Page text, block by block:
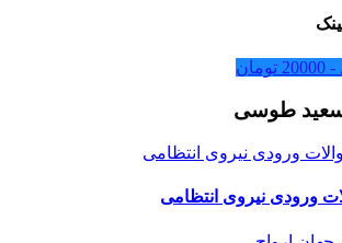
-
20000 تومان
طوسی
ورودی نیروی انتظامی